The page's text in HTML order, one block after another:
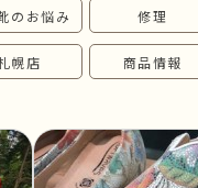
のお悩み 修理
幌店 商品情報